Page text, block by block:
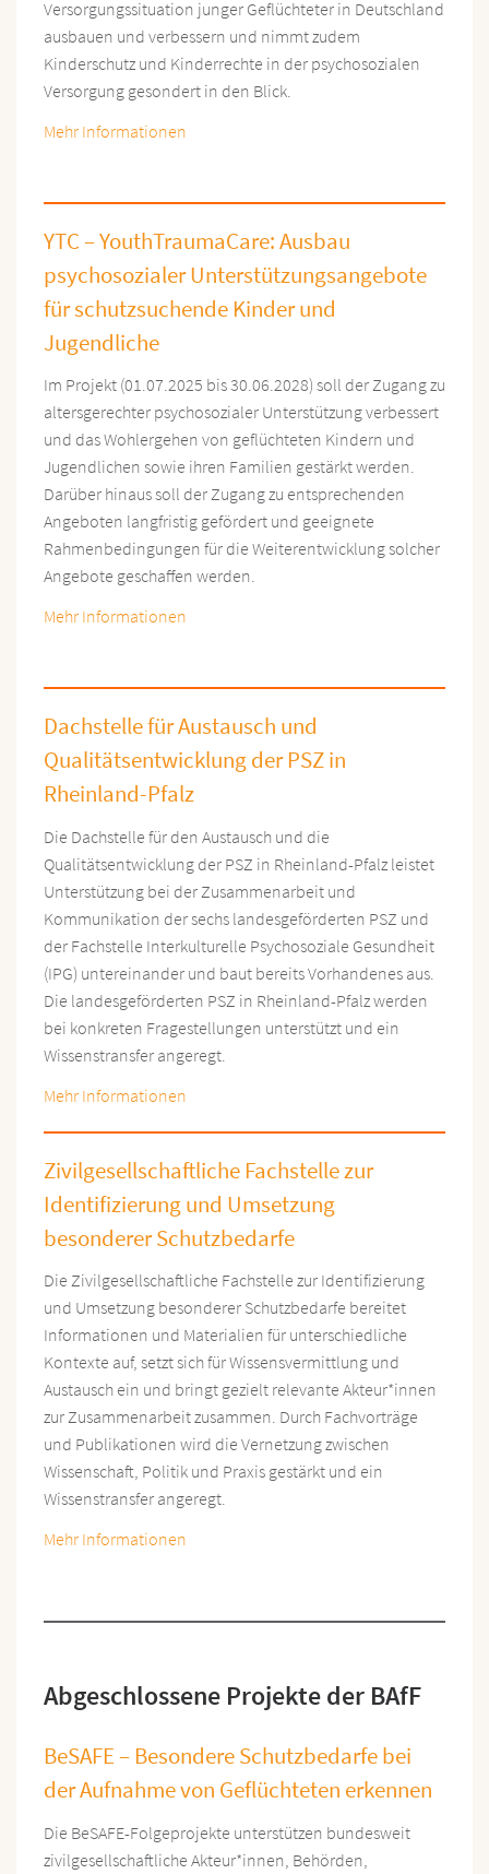
Versorgungssituation junger Geflüchteter in Deutschland
ausbauen und verbessern und nimmt zudem
Kinderschutz und Kinderrechte in der psychosozialen
Versorgung gesondert in den Blick.
Mehr Informationen
YTC – YouthTraumaCare: Ausbau
psychosozialer Unterstützungsangebote
für schutzsuchende Kinder und
Jugendliche
Im Projekt (01.07.2025 bis 30.06.2028) soll der Zugang zu
altersgerechter psychosozialer Unterstützung verbessert
und das Wohlergehen von geflüchteten Kindern und
Jugendlichen sowie ihren Familien gestärkt werden.
Darüber hinaus soll der Zugang zu entsprechenden
Angeboten langfristig gefördert und geeignete
Rahmenbedingungen für die Weiterentwicklung solcher
Angebote geschaffen werden.
Mehr Informationen
Dachstelle für Austausch und
Qualitätsentwicklung der PSZ in
Rheinland-Pfalz
Die Dachstelle für den Austausch und die
Qualitätsentwicklung der PSZ in Rheinland-Pfalz leistet
Unterstützung bei der Zusammenarbeit und
Kommunikation der sechs landesgeförderten PSZ und
der Fachstelle Interkulturelle Psychosoziale Gesundheit
(IPG) untereinander und baut bereits Vorhandenes aus.
Die landesgeförderten PSZ in Rheinland-Pfalz werden
bei konkreten Fragestellungen unterstützt und ein
Wissenstransfer angeregt.
Mehr Informationen
Zivilgesellschaftliche Fachstelle zur
Identifizierung und Umsetzung
besonderer Schutzbedarfe
Die Zivilgesellschaftliche Fachstelle zur Identifizierung
und Umsetzung besonderer Schutzbedarfe bereitet
Informationen und Materialien für unterschiedliche
Kontexte auf, setzt sich für Wissensvermittlung und
Austausch ein und bringt gezielt relevante Akteur*innen
zur Zusammenarbeit zusammen. Durch Fachvorträge
und Publikationen wird die Vernetzung zwischen
Wissenschaft, Politik und Praxis gestärkt und ein
Wissenstransfer angeregt.
Mehr Informationen
Abgeschlossene Projekte der BAfF
BeSAFE – Besondere Schutzbedarfe bei
der Aufnahme von Geflüchteten erkennen
Die BeSAFE-Folgeprojekte unterstützen bundesweit
zivilgesellschaftliche Akteur*innen, Behörden,